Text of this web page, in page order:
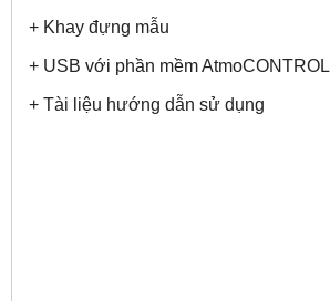
+ Khay đựng mẫu
+ USB với phần mềm AtmoCONTROL
+ Tài liệu hướng dẫn sử dụng